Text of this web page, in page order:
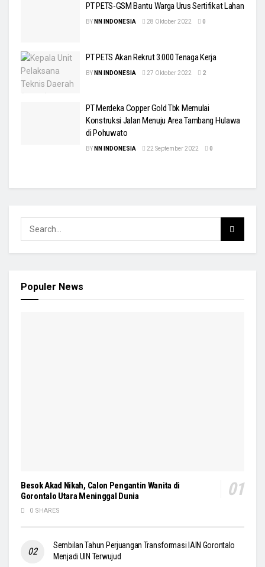
PT PETS-GSM Bantu Warga Urus Sertifikat Lahan
BY NN INDONESIA 28 Oktober 2022 0
PT PETS Akan Rekrut 3.000 Tenaga Kerja
BY NN INDONESIA 27 Oktober 2022 2
PT Merdeka Copper Gold Tbk Memulai
Konstruksi Jalan Menuju Area Tambang Hulawa
di Pohuwato
BY NN INDONESIA 22 September 2022 0
Populer News
Besok Akad Nikah, Calon Pengantin Wanita di
Gorontalo Utara Meninggal Dunia
0 SHARES
Sembilan Tahun Perjuangan Transformasi IAIN Gorontalo
Menjadi UIN Terwujud